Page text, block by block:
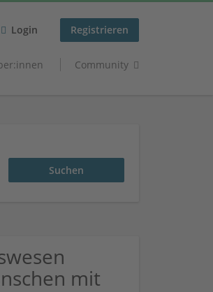
Login Registrieren
Community
mit